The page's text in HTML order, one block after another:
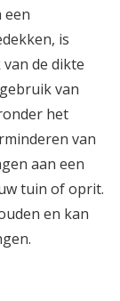
een
is
de dikte
van
het
van
aan een
tuin of oprit.
en kan